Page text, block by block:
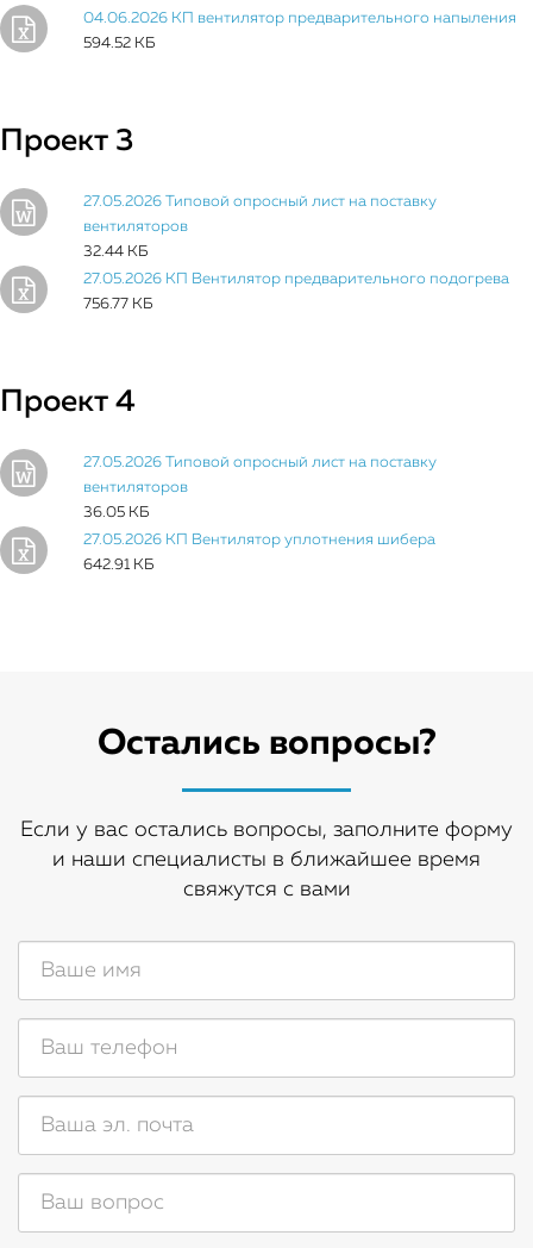
04.06.2026 КП вентилятор предварительного напыления
594.52 КБ
Проект 3
27.05.2026 Типовой опросный лист на поставку
вентиляторов
32.44 КБ
27.05.2026 КП Вентилятор предварительного подогрева
756.77 КБ
Проект 4
27.05.2026 Типовой опросный лист на поставку
вентиляторов
36.05 КБ
27.05.2026 КП Вентилятор уплотнения шибера
642.91 КБ
Остались вопросы?
Если у вас остались вопросы, заполните форму
и наши специалисты в ближайшее время
свяжутся с вами